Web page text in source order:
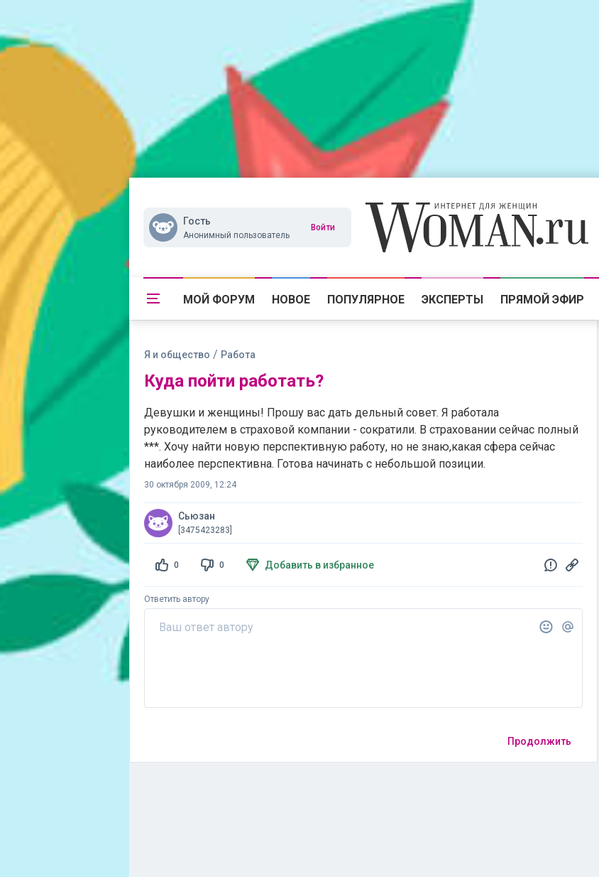
Гость
Анонимный пользователь
Войти
МОЙ ФОРУМ НОВОЕ ПОПУЛЯРНОЕ ЭКСПЕРТЫ ПРЯМОЙ ЭФИР
Я и общество / Работа
Куда пойти работать?
Девушки и женщины! Прошу вас дать дельный совет. Я работала
руководителем в страховой компании - сократили. В страховании сейчас полный
***. Хочу найти новую перспективную работу, но не знаю,какая сфера сейчас
наиболее перспективна. Готова начинать с небольшой позиции.
30 октября 2009, 12:24
Сьюзан
[3475423283]
0 0 Добавить в избранное
Ответить автору
Продолжить